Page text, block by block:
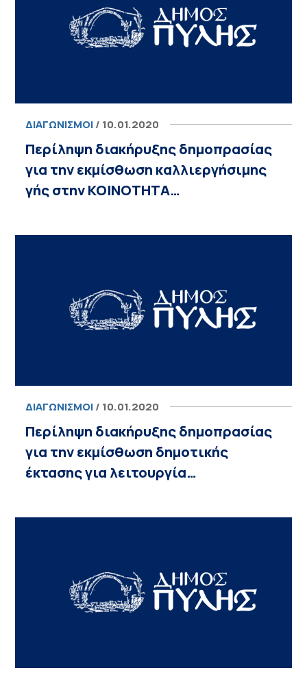
ΔΙΑΓΩΝΙΣΜΟΊ/ 10.01.2020
Περίληψη διακήρυξης δημοπρασίας
για την εκμίσθωση καλλιεργήσιμης
γής στην ΚΟΙΝΟΤΗΤΑ…
ΔΙΑΓΩΝΙΣΜΟΊ/ 10.01.2020
Περίληψη διακήρυξης δημοπρασίας
για την εκμίσθωση δημοτικής
έκτασης για λειτουργία…